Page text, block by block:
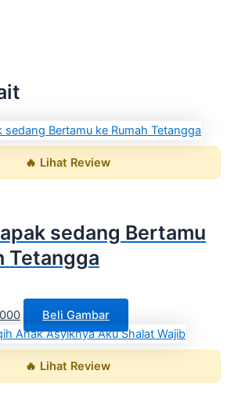
🔥 Lihat Review
sedang Bertamu
Tetangga
Beli Gambar
🔥 Lihat Review